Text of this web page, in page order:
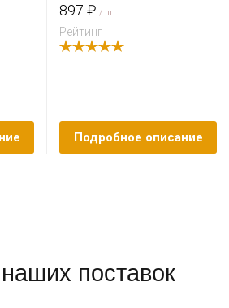
897 ₽ / шт
Рейтинг
Подробное описание
поставок